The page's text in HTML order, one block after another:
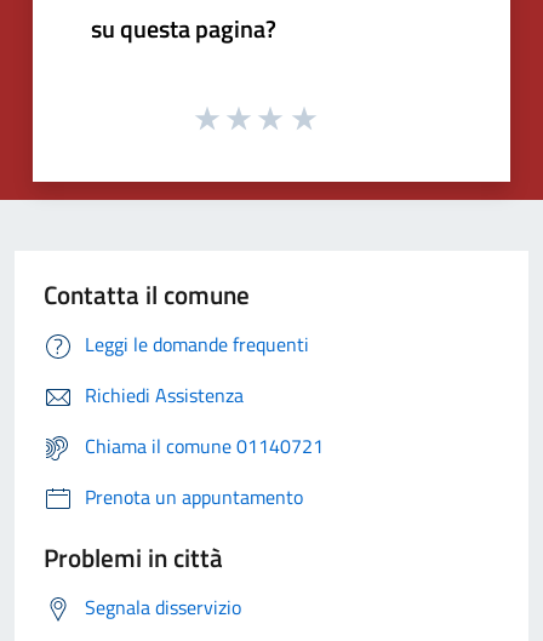
su questa pagina?
Contatta il comune
Leggi le domande frequenti
Richiedi Assistenza
Chiama il comune 01140721
Prenota un appuntamento
Problemi in città
Segnala disservizio